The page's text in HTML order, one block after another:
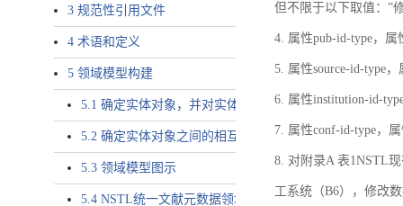
3 规范性引用文件
4 术语和定义
5 领域模型构建
5.1 确定实体对象，并对实体对象命名
5.2 确定实体对象之间的相互关系，定义实体对象之间的
5.3 领域模型图示
5.4 NSTL统一文献元数据领域模型的验证
但不限于以下取值：”
4. 属性pub-id-type，属
5. 属性source-id-type
6. 属性institution-id-
7. 属性conf-id-type，
8. 对附录A 表1NSTL
工系统（B6），修改